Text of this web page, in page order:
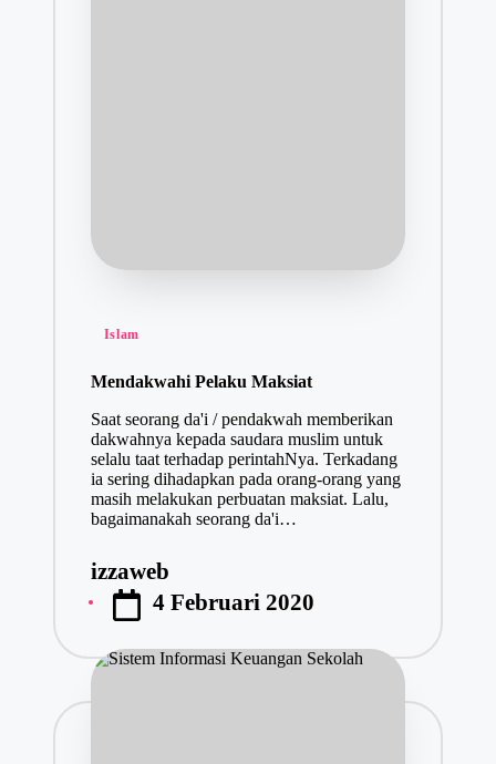
Posted
Islam
Mendakwahi Pelaku Maksiat
Saat seorang da'i / pendakwah memberikan
dakwahnya kepada saudara muslim untuk
selalu taat terhadap perintahNya. Terkadang
ia sering dihadapkan pada orang-orang yang
masih melakukan perbuatan maksiat. Lalu,
bagaimanakah seorang da'i…
Posted
by
izzaweb
4 Februari 2020